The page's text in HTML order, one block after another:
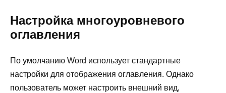
Настройка многоуровневого
оглавления
По умолчанию Word использует стандартные
настройки для отображения оглавления. Однако
пользователь может настроить внешний вид,